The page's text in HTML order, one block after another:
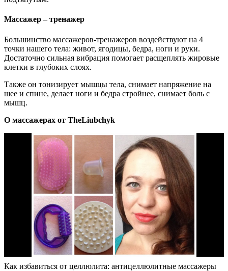
Массажер – тренажер
Большинство массажеров-тренажеров воздействуют на 4
точки нашего тела: живот, ягодицы, бедра, ноги и руки.
Достаточно сильная вибрация помогает расщеплять жировые
клетки в глубоких слоях.
Также он тонизирует мышцы тела, снимает напряжение на
шее и спине, делает ноги и бедра стройнее, снимает боль с
мышц.
О массажерах от TheLiubchyk
Как избавиться от целлюлита: антицеллюлитные массажеры